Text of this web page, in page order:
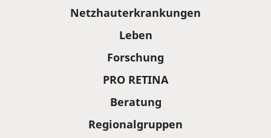
Netzhauterkrankungen
Leben
Forschung
PRO RETINA
Beratung
Regionalgruppen